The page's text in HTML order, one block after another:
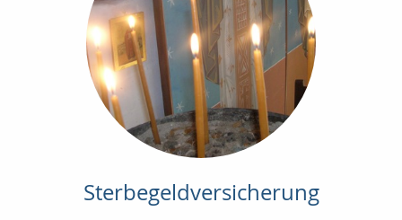
Sterbegeldversicherung